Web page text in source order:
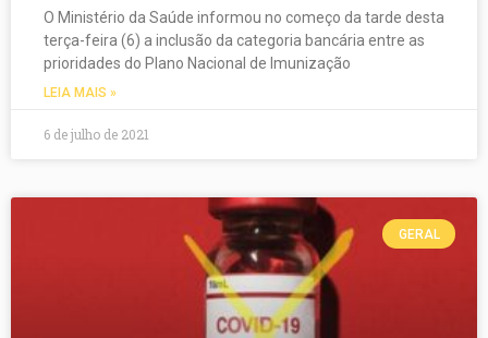
O Ministério da Saúde informou no começo da tarde desta
terça-feira (6) a inclusão da categoria bancária entre as
prioridades do Plano Nacional de Imunização
LEIA MAIS »
6 de julho de 2021
GERAL